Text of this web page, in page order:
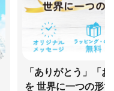
「ありがとう」「
を 世界に一つの形